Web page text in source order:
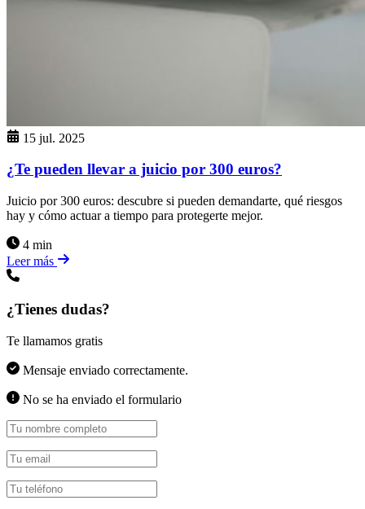
15 jul. 2025
¿Te pueden llevar a juicio por 300 euros?
Juicio por 300 euros: descubre si pueden demandarte, qué riesgos
hay y cómo actuar a tiempo para protegerte mejor.
4 min
Leer más
¿Tienes dudas?
Te llamamos gratis
Mensaje enviado correctamente.
No se ha enviado el formulario